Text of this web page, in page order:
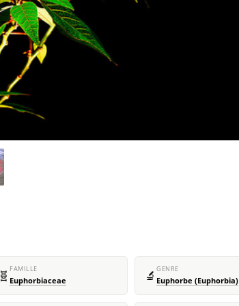
🧬 FAMILLE
Euphorbiaceae 🔬 GENRE
Euphorbe (Euphorbia)